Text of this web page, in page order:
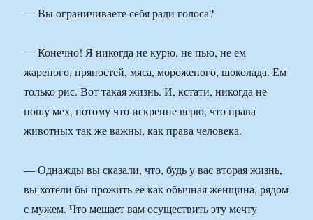
— Вы ограничиваете себя ради голоса?
— Конечно! Я никогда не курю, не пью, не ем
жареного, пряностей, мяса, мороженого, шоколада. Ем
только рис. Вот такая жизнь. И, кстати, никогда не
ношу мех, потому что искренне верю, что права
животных так же важны, как права человека.
— Однажды вы сказали, что, будь у вас вторая жизнь,
вы хотели бы прожить ее как обычная женщина, рядом
с мужем. Что мешает вам осуществить эту мечту